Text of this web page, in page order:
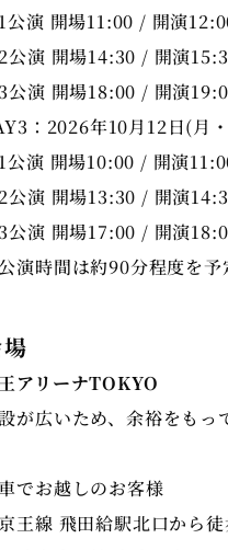
公演 開場11:00 / 開演
公演 開場14:30 / 開演
公演 開場18:00 / 開演
：2026年10月12日(月
公演 開場10:00 / 開演
公演 開場13:30 / 開演
公演 開場17:00 / 開演
演時間は約90分程度を予
アリーナTOKYO
が広いため、余裕をもっ
でお越しのお客様
王線 飛田給駅北口から